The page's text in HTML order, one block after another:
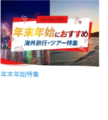
年末年始特集